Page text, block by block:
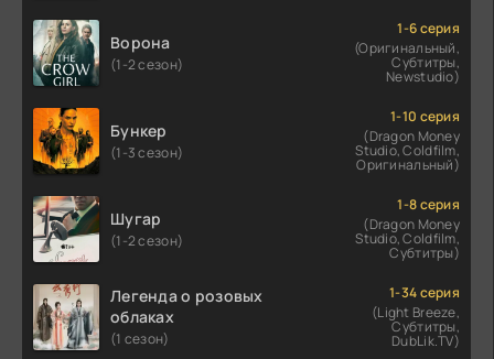
Ворона
(1-2 сезон)
1-6 серия
(Оригинальный,
Субтитры,
Newstudio)
Бункер
(1-3 сезон)
1-10 серия
(Dragon Money
Studio, Coldfilm,
Оригинальный)
Шугар
(1-2 сезон)
1-8 серия
(Dragon Money
Studio, Coldfilm,
Субтитры)
Легенда о розовых
облаках
(1 сезон)
1-34 серия
(Light Breeze,
Субтитры,
DubLik.TV)